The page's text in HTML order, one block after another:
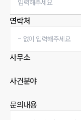
연락처
사무소
사건분야
문의내용